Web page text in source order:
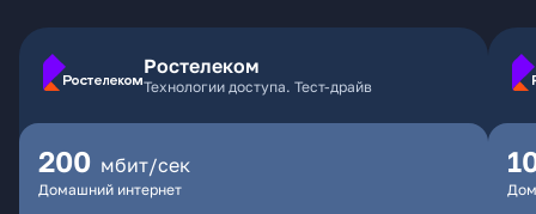
Ростелеком
Технологии доступа. Тест-драйв
200 мбит/сек
Домашний интернет